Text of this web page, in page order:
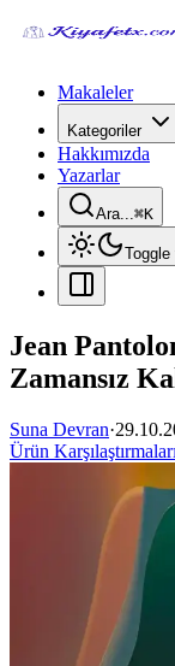
Makaleler
Kategoriler
Hakkımızda
Yazarlar
Ara...⌘K
Toggle
Jean
Zamansız
Suna Devran·
Ürün Karşılaştırmaları